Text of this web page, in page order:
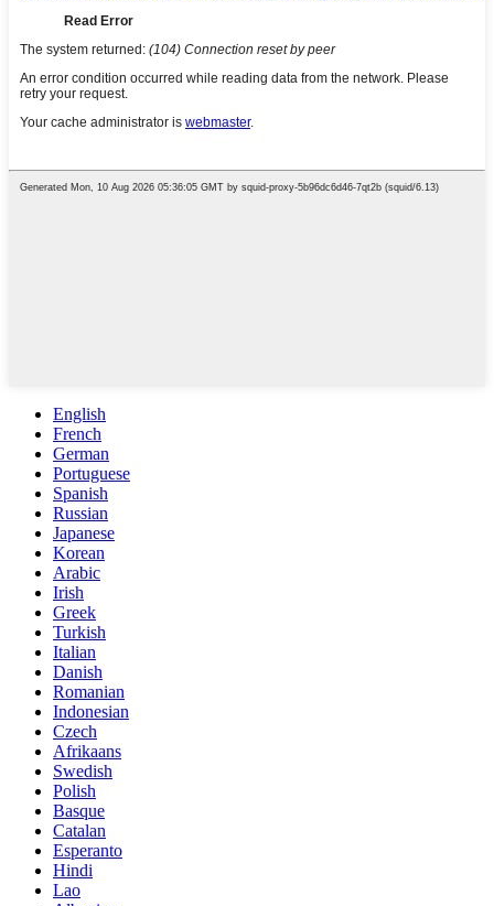
English
French
German
Portuguese
Spanish
Russian
Japanese
Korean
Arabic
Irish
Greek
Turkish
Italian
Danish
Romanian
Indonesian
Czech
Afrikaans
Swedish
Polish
Basque
Catalan
Esperanto
Hindi
Lao